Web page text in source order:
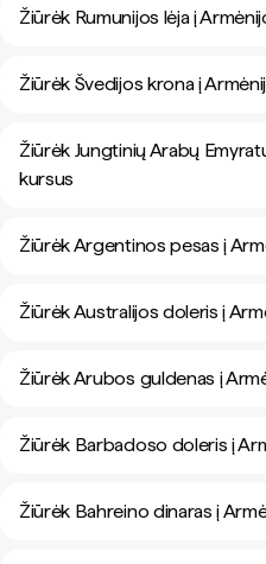
Žiūrėk Rumunijos lėja į
Žiūrėk Švedijos krona į
Žiūrėk Jungtinių Arabų
kursus
Žiūrėk Argentinos pesas į
Žiūrėk Australijos doleris į
Žiūrėk Arubos guldenas į
Žiūrėk Barbadoso doleris į
Žiūrėk Bahreino dinaras į